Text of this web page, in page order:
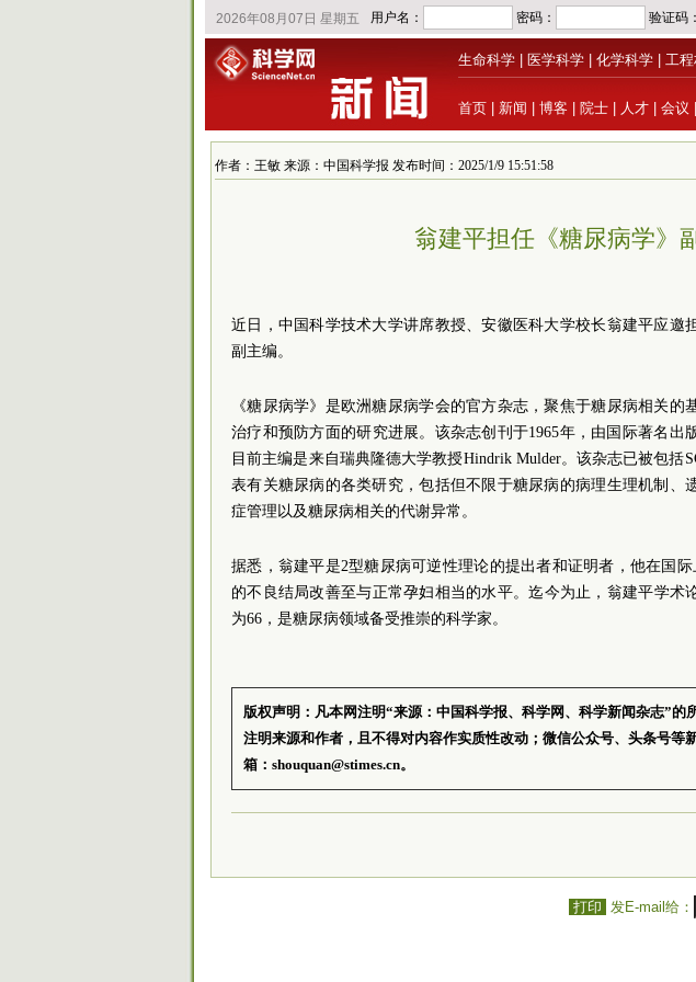
生命科学 医学科学 化学科学 工
首页 新闻 博客 院士 人才 会议
作者：王敏 来源：中国科学报 发布时间：2025/1/9 15:51:58
翁建平担任《糖尿病学》
近日，中国科学技术大学讲席教授、安徽医科大学校长翁建平应邀
副主编。
《糖尿病学》是欧洲糖尿病学会的官方杂志，聚焦于糖尿病相关的
治疗和预防方面的研究进展。该杂志创刊于1965年，由国际著名出
目前主编是来自瑞典隆德大学教授Hindrik Mulder。该杂志已被包括
表有关糖尿病的各类研究，包括但不限于糖尿病的病理生理机制、
症管理以及糖尿病相关的代谢异常。
据悉，翁建平是2型糖尿病可逆性理论的提出者和证明者，他在国
的不良结局改善至与正常孕妇相当的水平。迄今为止，翁建平学术
为66，是糖尿病领域备受推崇的科学家。
版权声明：凡本网注明“来源：中国科学报、科学网、科学新闻杂志”的
注明来源和作者，且不得对内容作实质性改动；微信公众号、头条号等
箱：shouquan@stimes.cn。
打印 发E-mail给：